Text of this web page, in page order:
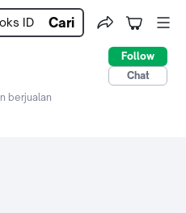
Cari
Follow
Chat
berjualan